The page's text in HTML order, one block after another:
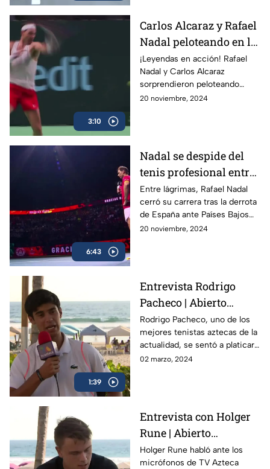
3:10
Carlos Alcaraz y Rafael
Nadal peloteando en la
Copa Davis
¡Leyendas en acción! Rafael
Nadal y Carlos Alcaraz
sorprendieron peloteando
juntos en la Copa Davis
20 noviembre, 2024
6:43
Nadal se despide del
tenis profesional entre
lágrimas
Entre lágrimas, Rafael Nadal
cerró su carrera tras la derrota
de España ante Países Bajos
en la Copa Davis, dejando un
20 noviembre, 2024
1:39
Entrevista Rodrigo
Pacheco | Abierto
Mexicano de Tenis
Rodrigo Pacheco, uno de los
mejores tenistas aztecas de la
actualidad, se sentó a platicar
con TV Azteca previo al
02 marzo, 2024
Entrevista con Holger
Rune | Abierto
Mexicano de Tenis
Holger Rune habló ante los
micrófonos de TV Azteca